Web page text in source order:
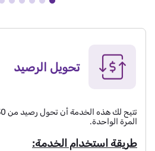
تحويل الرصيد
المرة الواحدة.
طريقة استخدام الخدمة: